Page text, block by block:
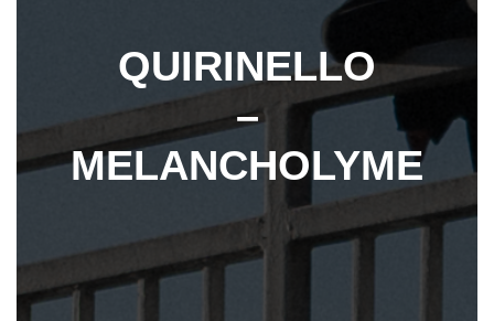
QUIRINELLO
–
MELANCHOLYME